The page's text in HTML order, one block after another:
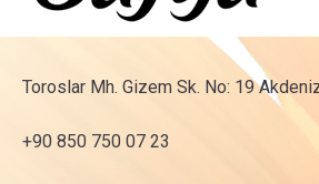
Toroslar Mh. Gizem Sk. No: 19
+90 850 750 07 23